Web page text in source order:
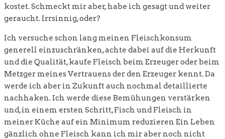
kostet. Schmeckt mir aber, habe ich gesagt und weiter
geraucht. Irrsinnig, oder?
Ich versuche schon lang meinen Fleischkonsum
generell einzuschränken, achte dabei auf die Herkunft
und die Qualität, kaufe Fleisch beim Erzeuger oder beim
Metzger meines Vertrauens der den Erzeuger kennt. Da
werde ich aber in Zukunft auch nochmal detaillierte
nachhaken. Ich werde diese Bemühungen verstärken
und, in einem ersten Schritt, Fisch und Fleisch in
meiner Küche auf ein Minimum reduzieren Ein Leben
gänzlich ohne Fleisch kann ich mir aber noch nicht